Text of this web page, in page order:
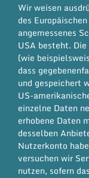
Wir weisen
des
angemessenes
USA besteht.
(wie
dass
und gespeichert
US-
einzelne Daten
erhobene Daten
desselben
Nutzerkonto
versuchen wir
nutzen, sofern